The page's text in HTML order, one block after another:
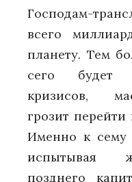
Господам-
всего
планету. Тем
сего будет
кризисов,
грозит
Именно к сему
испытывая
позднего